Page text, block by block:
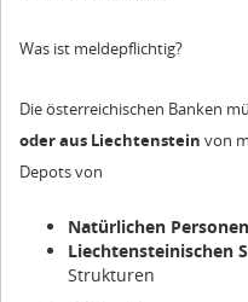
Was ist meldepflichtig?
Die österreichischen Banken
oder aus Liechtenstein von
Depots von
Natürlichen Personen
Liechtensteinischen
Strukturen